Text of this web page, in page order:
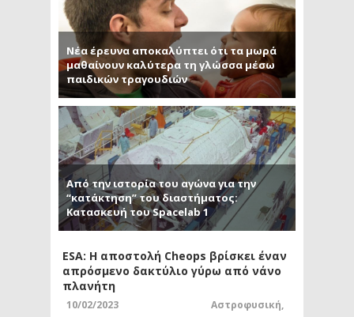
Νέα έρευνα αποκαλύπτει ότι τα μωρά
μαθαίνουν καλύτερα τη γλώσσα μέσω
παιδικών τραγουδιών
Από την ιστορία του αγώνα για την
“κατάκτηση” του διαστήματος:
Κατασκευή του Spacelab 1
ESA: Η αποστολή Cheops βρίσκει έναν
απρόσμενο δακτύλιο γύρω από νάνο
πλανήτη
10/02/2023 Αστροφυσική,